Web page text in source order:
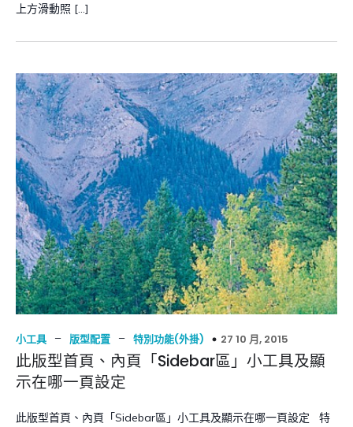
上方滑動照 […]
小工具 – 版型配置 – 特別功能(外掛) 27 10 月, 2015
此版型首頁、內頁「Sidebar區」小工具及顯
示在哪一頁設定
此版型首頁、內頁「Sidebar區」小工具及顯示在哪一頁設定 特